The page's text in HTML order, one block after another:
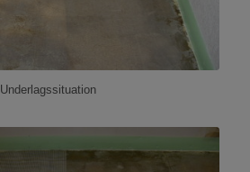
Underlagssituation